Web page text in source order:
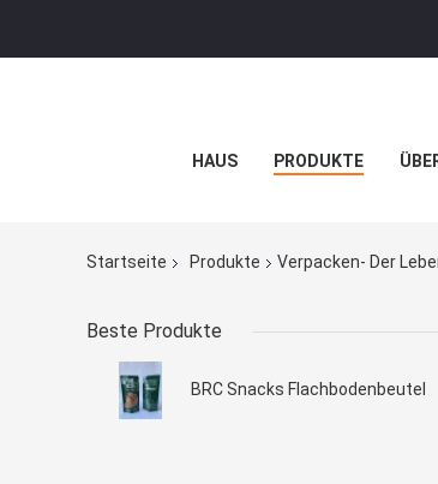
HAUS PRODUKTE
Startseite Produkte Verpacken- Der
Beste Produkte
BRC Snacks Flachbodenbeutel